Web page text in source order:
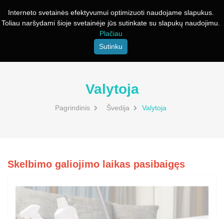
Interneto svetainės efektyvumui optimizuoti naudojame slapukus.
Toliau naršydami šioje svetainėje jūs sutinkate su slapukų naudojimu.
Plačiau
Sutinku
Valytoja
Pagrindinis Švedija Valytoja
Skelbimo galiojimo laikas pasibaigęs